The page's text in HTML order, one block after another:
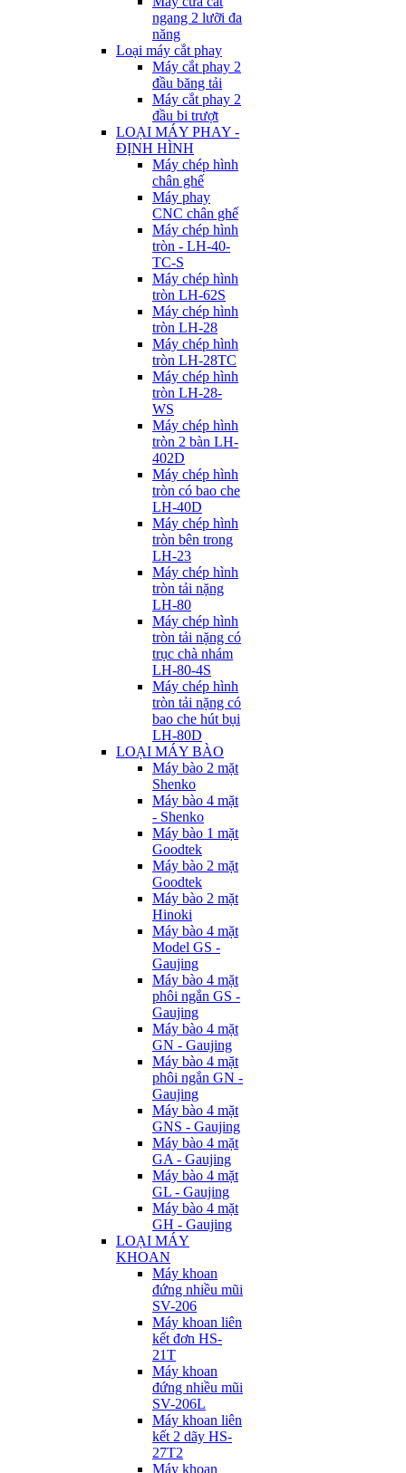
ngang 2 lưỡi đa
năng
Loại máy cắt phay
Máy cắt phay 2
đầu băng tải
Máy cắt phay 2
đầu bi trượt
LOẠI MÁY PHAY -
ĐỊNH HÌNH
Máy chép hình
chân ghế
Máy phay
CNC chân ghế
Máy chép hình
tròn - LH-40-
TC-S
Máy chép hình
tròn LH-62S
Máy chép hình
tròn LH-28
Máy chép hình
tròn LH-28TC
Máy chép hình
tròn LH-28-
WS
Máy chép hình
tròn 2 bàn LH-
402D
Máy chép hình
tròn có bao che
LH-40D
Máy chép hình
tròn bên trong
LH-23
Máy chép hình
tròn tải nặng
LH-80
Máy chép hình
tròn tải nặng có
trục chà nhám
LH-80-4S
Máy chép hình
tròn tải nặng có
bao che hút bụi
LH-80D
LOẠI MÁY BÀO
Máy bào 2 mặt
Shenko
Máy bào 4 mặt
- Shenko
Máy bào 1 mặt
Goodtek
Máy bào 2 mặt
Goodtek
Máy bào 2 mặt
Hinoki
Máy bào 4 mặt
Model GS -
Gaujing
Máy bào 4 mặt
phôi ngắn GS -
Gaujing
Máy bào 4 mặt
GN - Gaujing
Máy bào 4 mặt
phôi ngắn GN -
Gaujing
Máy bào 4 mặt
GNS - Gaujing
Máy bào 4 mặt
GA - Gaujing
Máy bào 4 mặt
GL - Gaujing
Máy bào 4 mặt
GH - Gaujing
LOẠI MÁY
KHOAN
Máy khoan
đứng nhiều mũi
SV-206
Máy khoan liên
kết đơn HS-
21T
Máy khoan
đứng nhiều mũi
SV-206L
Máy khoan liên
kết 2 dãy HS-
27T2
Máy khoan